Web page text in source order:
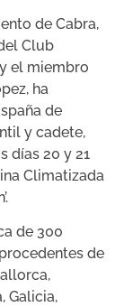
de Cabra,
Club
el miembro
ha
de
y cadete,
días 20 y 21
Climatizada
de 300
de
Galicia,